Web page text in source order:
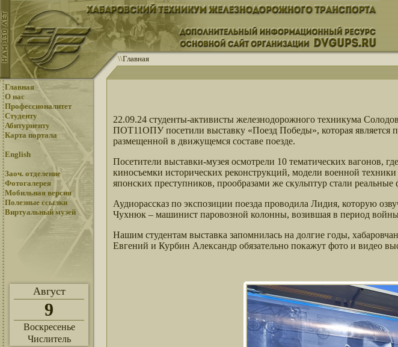
\\Главная
Главная
О нас
Профессионалитет
Студенту
Абитуриенту
Карта портала
English
Заоч. отделение
Фотогалерея
Мобильная версия
Полезные ссылки
Виртуальный музей
Август
9
Воскресенье
Числитель
22.09.24 студенты-активисты железнодорожного техникума
ПОТ11ОПУ посетили выставку «Поезд Победы», которая является
размещенной в движущемся составе поезде.
Посетители выставки-музея осмотрели 10 тематических вагонов,
киносъемки исторических реконструкций, модели военной
японских преступников, прообразами же скульптур стали реальные
Аудиорассказ по экспозиции поезда проводила Лидия, которую
Чухнюк – машинист паровозной колонны, возившая в период
Нашим студентам выставка запомнилась на долгие годы,
Евгений и Курбин Александр обязательно покажут фото и видео